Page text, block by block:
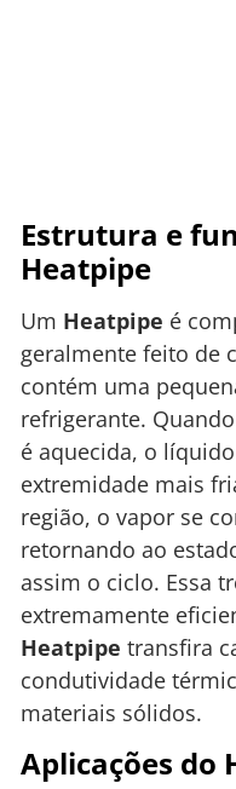
Estrutura e
Heatpipe
Um Heatpipe é
geralmente feito de
contém uma
refrigerante.
é aquecida, o
extremidade mais
região, o vapor se
retornando ao
assim o ciclo. Essa
extremamente
Heatpipe transfira
condutividade
materiais sólidos.
Aplicações do